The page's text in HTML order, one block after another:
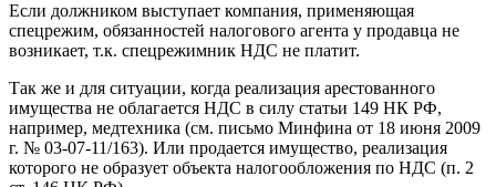
Если должником выступает компания, применяющая
спецрежим, обязанностей налогового агента у продавца не
возникает, т.к. спецрежимник НДС не платит.
Так же и для ситуации, когда реализация арестованного
имущества не облагается НДС в силу статьи 149 НК РФ,
например, медтехника (см. письмо Минфина от 18 июня 2009
г. № 03-07-11/163). Или продается имущество, реализация
которого не образует объекта налогообложения по НДС (п. 2